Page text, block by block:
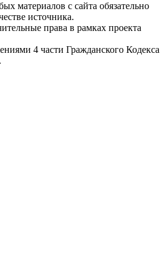
материалов с сайта обязательно
источника.
права в рамках проекта
4 части Гражданского Кодекса